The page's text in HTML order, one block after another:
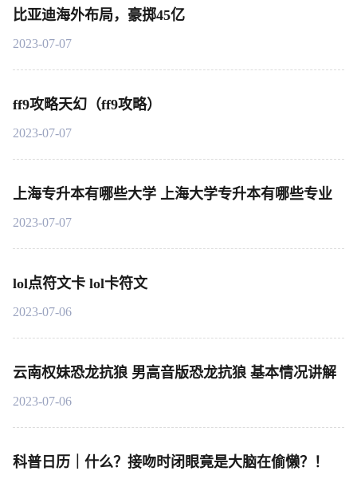
比亚迪海外布局，豪掷45亿
2023-07-07
ff9攻略天幻（ff9攻略）
2023-07-07
上海专升本有哪些大学 上海大学专升本有哪些专业
2023-07-07
lol点符文卡 lol卡符文
2023-07-06
云南权妹恐龙抗狼 男高音版恐龙抗狼 基本情况讲解
2023-07-06
科普日历｜什么？接吻时闭眼竟是大脑在偷懒？！